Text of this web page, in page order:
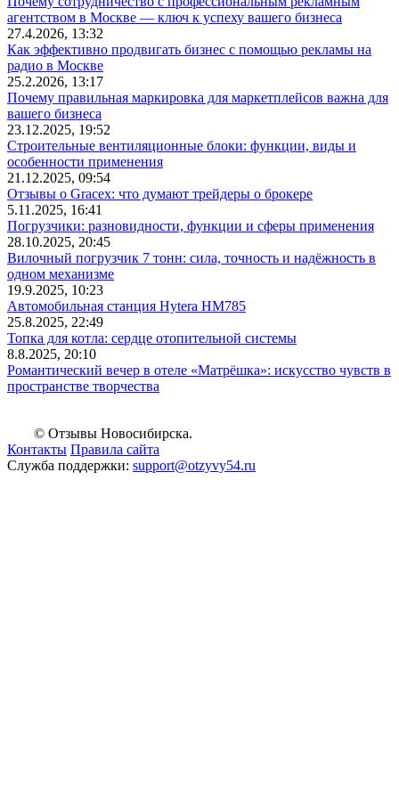
агентством в Москве — ключ к успеху вашего бизнеса
27.4.2026, 13:32
Как эффективно продвигать бизнес с помощью рекламы на
радио в Москве
25.2.2026, 13:17
Почему правильная маркировка для маркетплейсов важна для
вашего бизнеса
23.12.2025, 19:52
Строительные вентиляционные блоки: функции, виды и
особенности применения
21.12.2025, 09:54
Отзывы о Gracex: что думают трейдеры о брокере
5.11.2025, 16:41
Погрузчики: разновидности, функции и сферы применения
28.10.2025, 20:45
Вилочный погрузчик 7 тонн: сила, точность и надёжность в
одном механизме
19.9.2025, 10:23
Автомобильная станция Hytera HM785
25.8.2025, 22:49
Топка для котла: сердце отопительной системы
8.8.2025, 20:10
Романтический вечер в отеле «Матрёшка»: искусство чувств в
пространстве творчества
© Отзывы Новосибирска.
Контакты Правила сайта
Служба поддержки: support@otzyvy54.ru